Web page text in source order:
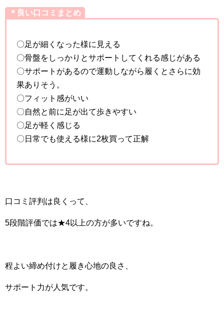
＊良い口コミまとめ
〇足が細くなった様に見える
〇骨盤をしっかりとサポートしてくれる感じがある
〇サポートがあるので運動しながら履くとさらに効
果ありそう。
〇フィット感がいい
〇自然と前に足が出て歩きやすい
〇足が軽く感じる
〇日常でも使える様に2枚買って正解
口コミ評判は良くって、
5段階評価では★4以上の方が多いですね。
程よい締め付けと履き心地の良さ、
サポート力が人気です。